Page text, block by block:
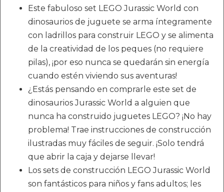
Este fabuloso set LEGO Jurassic World con
dinosaurios de juguete se arma íntegramente
con ladrillos para construir LEGO y se alimenta
de la creatividad de los peques (no requiere
pilas), ¡por eso nunca se quedarán sin energía
cuando estén viviendo sus aventuras!
¿Estás pensando en comprarle este set de
dinosaurios Jurassic World a alguien que
nunca ha construido juguetes LEGO? ¡No hay
problema! Trae instrucciones de construcción
ilustradas muy fáciles de seguir. ¡Solo tendrá
que abrir la caja y dejarse llevar!
Los sets de construcción LEGO Jurassic World
son fantásticos para niños y fans adultos; les